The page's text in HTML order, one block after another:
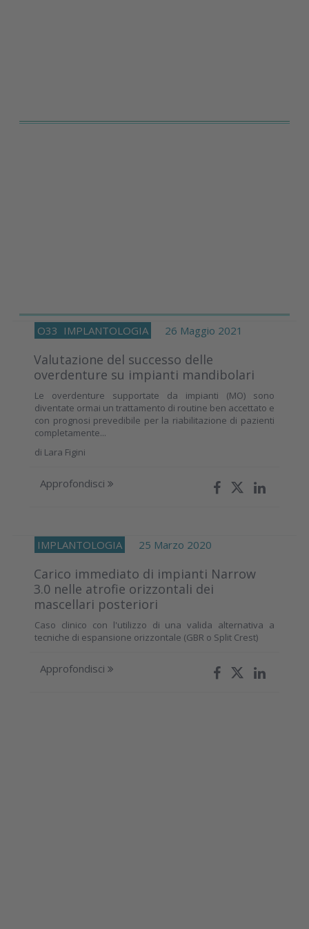
O33 IMPLANTOLOGIA 26 Maggio 2021
Valutazione del successo delle
overdenture su impianti mandibolari
Le overdenture supportate da impianti (MO) sono
diventate ormai un trattamento di routine ben accettato e
con prognosi prevedibile per la riabilitazione di pazienti
completamente...
di Lara Figini
Approfondisci
IMPLANTOLOGIA 25 Marzo 2020
Carico immediato di impianti Narrow
3.0 nelle atrofie orizzontali dei
mascellari posteriori
Caso clinico con l'utilizzo di una valida alternativa a
tecniche di espansione orizzontale (GBR o Split Crest)
Approfondisci